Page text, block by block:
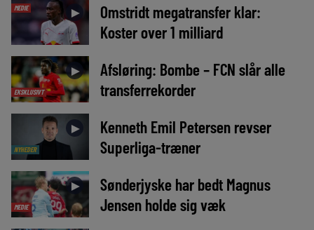
MEDIE ►
Omstridt megatransfer klar:
Koster over 1 milliard
EKSKLUSIVT
►
Afsløring: Bombe – FCN slår alle
transferrekorder
NYHEDER
►
Kenneth Emil Petersen revser
Superliga-træner
MEDIE
►
Sønderjyske har bedt Magnus
Jensen holde sig væk